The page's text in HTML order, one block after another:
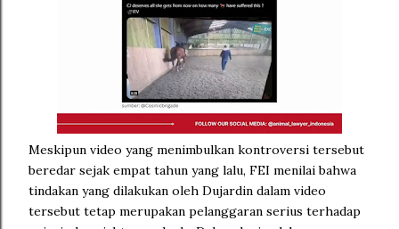
Meskipun video yang menimbulkan kontroversi tersebut
beredar sejak empat tahun yang lalu, FEI menilai bahwa
tindakan yang dilakukan oleh Dujardin dalam video
tersebut tetap merupakan pelanggaran serius terhadap